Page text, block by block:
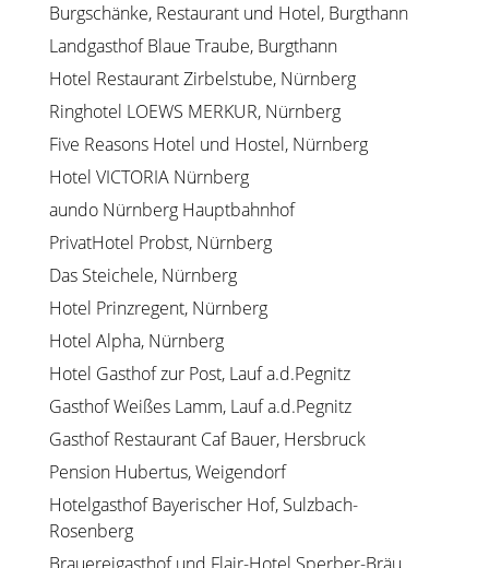
Burgschänke, Restaurant und Hotel, Burgthann
Landgasthof Blaue Traube, Burgthann
Hotel Restaurant Zirbelstube, Nürnberg
Ringhotel LOEWS MERKUR, Nürnberg
Five Reasons Hotel und Hostel, Nürnberg
Hotel VICTORIA Nürnberg
aundo Nürnberg Hauptbahnhof
PrivatHotel Probst, Nürnberg
Das Steichele, Nürnberg
Hotel Prinzregent, Nürnberg
Hotel Alpha, Nürnberg
Hotel Gasthof zur Post, Lauf a.d.Pegnitz
Gasthof Weißes Lamm, Lauf a.d.Pegnitz
Gasthof Restaurant Caf Bauer, Hersbruck
Pension Hubertus, Weigendorf
Hotelgasthof Bayerischer Hof, Sulzbach-
Rosenberg